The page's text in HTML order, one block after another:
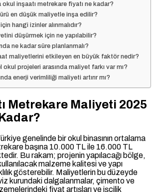
okul inşaatı metrekare fiyatı ne kadar?
en düşük maliyetle inşa edilir?
hangi izinler alınmalıdır?
düşürmek için ne yapılabilir?
ne kadar süre planlanmalı?
maliyetlerini etkileyen en büyük faktör nedir?
okul projeleri arasında maliyet farkı var mı?
enerji verimliliği maliyeti artırır mı?
Metrekare Maliyeti 2025
genelinde bir okul binasının ortalama
başına 10.000 TL ile 16.000 TL
Bu rakam; projenin yapılacağı bölge,
malzeme kalitesi ve yapı
gösterebilir. Maliyetlerin bu düzeyde
kurundaki dalgalanmalar, çimento ve
fiyat artışları ve işçilik